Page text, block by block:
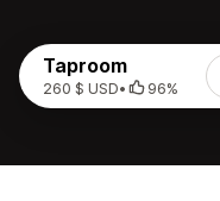
Taproom
260 $ USD• 96%